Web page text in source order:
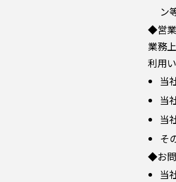
ン
◆営
業務
利用
当
当
当
そ
◆お問
当